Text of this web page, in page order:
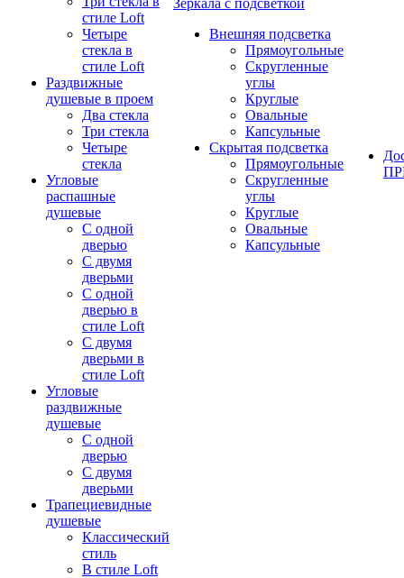
стиле Loft
Четыре
стекла в
стиле Loft
Раздвижные
душевые в проем
Два стекла
Три стекла
Четыре
стекла
Угловые
распашные
душевые
С одной
дверью
С двумя
дверьми
С одной
дверью в
стиле Loft
С двумя
дверьми в
стиле Loft
Угловые
раздвижные
душевые
С одной
дверью
С двумя
дверьми
Трапециевидные
душевые
Классический
стиль
В стиле Loft
Зеркала с подсветкой
Внешняя подсветка
Прямоугольные
Скругленные
углы
Круглые
Овальные
Капсульные
Скрытая подсветка
Прямоугольные
Скругленные
углы
Круглые
Овальные
Капсульные